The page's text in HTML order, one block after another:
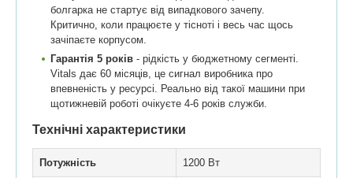
болгарка не стартує від випадкового зачепу.
Критично, коли працюєте у тісноті і весь час щось
зачіпаєте корпусом.
Гарантія 5 років - рідкість у бюджетному сегменті.
Vitals дає 60 місяців, це сигнал виробника про
впевненість у ресурсі. Реально від такої машини при
щотижневій роботі очікуєте 4-6 років служби.
Технічні характеристики
Потужність 1200 Вт